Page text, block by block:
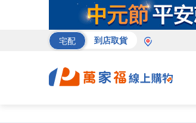
宅配 到店取貨